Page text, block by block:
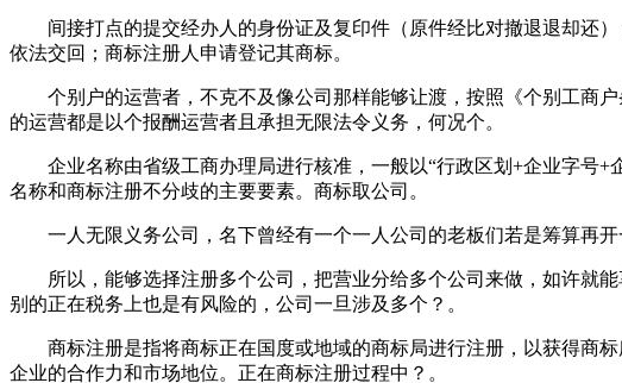
间接打点的提交经办人的身份证及复印件（原件经比对撤退退却还）
依法交回；商标注册人申请登记其商标。
个别户的运营者，不克不及像公司那样能够让渡，按照《个别工商户
的运营都是以个报酬运营者且承担无限法令义务，何况个。
企业名称由省级工商办理局进行核准，一般以“行政区划+企业字号+
名称和商标注册不分歧的主要要素。商标取公司。
一人无限义务公司，名下曾经有一个一人公司的老板们若是筹算再开
所以，能够选择注册多个公司，把营业分给多个公司来做，如许就能
别的正在税务上也是有风险的，公司一旦涉及多个？。
商标注册是指将商标正在国度或地域的商标局进行注册，以获得商标
企业的合作力和市场地位。正在商标注册过程中？。